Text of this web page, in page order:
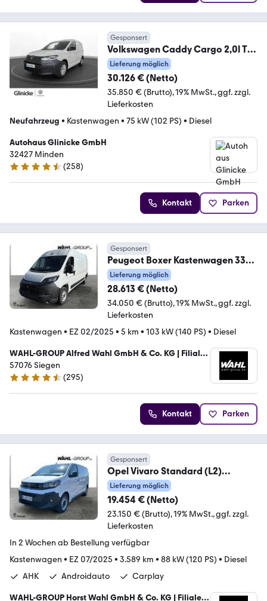
Gesponsert
Volkswagen Caddy Cargo 2,0l TDI
AHK LED SHZ PDC CarPlay
Lieferung möglich
30.126 € (Netto)
35.850 € (Brutto) 19% MwSt. ggf. zzgl.
Lieferkosten
Neufahrzeug • Kastenwagen • 75 kW (102 PS) • Diesel
Autohaus Glinicke GmbH
32427 Minden
4.5 Sterne
(258)
Kontakt Parken
Gesponsert
Peugeot Boxer Kastenwagen 335
L3H2 BlueHDi 140 335 L3H2
Lieferung möglich
28.613 € (Netto)
34.050 € (Brutto) 19% MwSt. ggf. zzgl.
Lieferkosten
Kastenwagen • EZ 02/2025 • 5 km • 103 kW (140 PS) • Diesel
WAHL-GROUP Alfred Wahl GmbH & Co. KG | Filiale
Siegen
57076 Siegen
4.3 Sterne
(295)
Kontakt Parken
Gesponsert
Opel Vivaro Standard (L2)
*DAB*RFK*AHK*
Lieferung möglich
19.454 € (Netto)
23.150 € (Brutto) 19% MwSt. ggf. zzgl.
Lieferkosten
In 2 Wochen ab Bestellung verfügbar
Kastenwagen • EZ 07/2025 • 3.589 km • 88 kW (120 PS) • Diesel
AHK
Androidauto Carplay
WAHL-GROUP Horst Wahl GmbH & Co. KG | Filiale